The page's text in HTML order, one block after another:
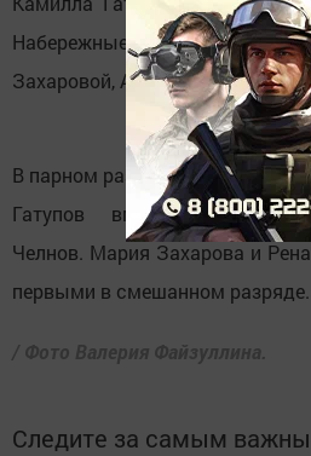
Набережные Челны. 3
Захаровой, Альмире Нуриевой
В парном разряде у мужчин
Гатупов вместе с
Челнов. Мария Захарова и
первыми в смешанном разряде.
/ Фото Валерия Файзуллина.
Следите за самым